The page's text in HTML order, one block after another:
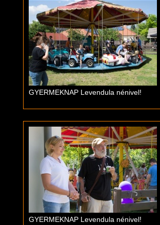
GYERMEKNAP Levendula nénivel!
GYERMEKNAP Levendula nénivel!